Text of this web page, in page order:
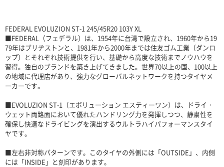
FEDERAL EVOLUZION ST-1 245/45R20 103Y XL
■FEDERAL（フェデラル）は、1954年に台湾で設立され、1960年から19
79年はブリヂストンと、1981年から2000年までは住友ゴム工業（ダンロ
ップ）とそれぞれ技術提供を行い、基礎から高度な技術までノウハウを
習得。独自のブランドを築き上げてきました。世界70以上の国、100以上
の地域に代理店があり、強力なグローバルネットワークを持つタイヤメ
ーカーです。
■EVOLUZION ST-1（エボリューション エスティーワン）は、ドライ・
ウェット両路面において優れたハンドリング力を発揮しつつ、静粛性を
確保し快適なドライビングを演出するウルトラハイパフォーマンスタイ
ヤです。
■左右非対称パターンです。このタイヤの外側には「OUTSIDE」、内側
には「INSIDE」と刻印があります。